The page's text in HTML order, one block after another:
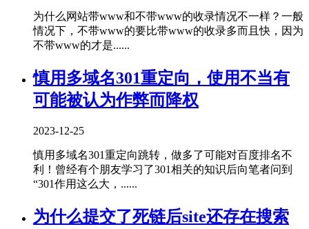
为什么网站带www和不带www的收录情况不一样？一般
情况下，不带www的要比带www的收录多而且快，因为
不带www的才是......
慎用多域名301重定向，使用不当有
可能被认为作弊而降权
2023-12-25
慎用多域名301重定向跳转，做多了可能对百度排名不
利！曾经有个朋友学习了301相关的知识后向笔者问到
“301作用这么大，......
为什么提交了死链后site还存在搜索